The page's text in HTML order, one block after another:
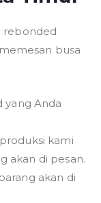
rebonded
busa
yang Anda
kami
akan di pesan.
akan di